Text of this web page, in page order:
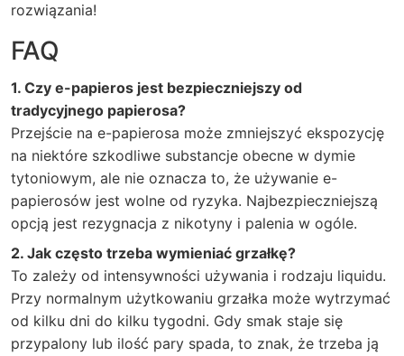
rozwiązania!
FAQ
1. Czy e-papieros jest bezpieczniejszy od
tradycyjnego papierosa?
Przejście na e-papierosa może zmniejszyć ekspozycję
na niektóre szkodliwe substancje obecne w dymie
tytoniowym, ale nie oznacza to, że używanie e-
papierosów jest wolne od ryzyka. Najbezpieczniejszą
opcją jest rezygnacja z nikotyny i palenia w ogóle.
2. Jak często trzeba wymieniać grzałkę?
To zależy od intensywności używania i rodzaju liquidu.
Przy normalnym użytkowaniu grzałka może wytrzymać
od kilku dni do kilku tygodni. Gdy smak staje się
przypalony lub ilość pary spada, to znak, że trzeba ją